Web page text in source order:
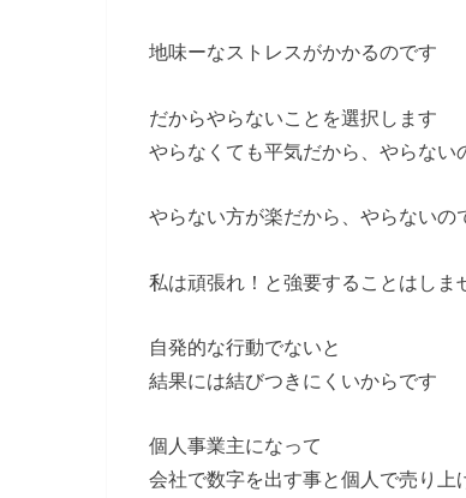
地味ーなストレスがかかるのです
だからやらないことを選択します
やらなくても平気だから、やらない
やらない方が楽だから、やらないの
私は頑張れ！と強要することはしま
自発的な行動でないと
結果には結びつきにくいからです
個人事業主になって
会社で数字を出す事と個人で売り